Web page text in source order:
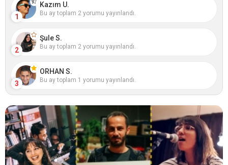
1
Kazım U.
Bu ay toplam 2 yorumu yayınlandı.
2
Şule S.
Bu ay toplam 2 yorumu yayınlandı.
3
ORHAN S.
Bu ay toplam 1 yorumu yayınlandı.